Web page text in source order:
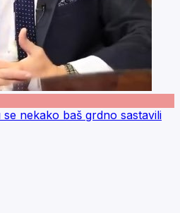
nekako baš grdno sastavili